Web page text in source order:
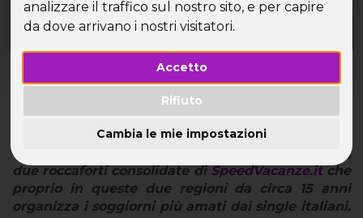
analizzare il traffico sul nostro sito, e per capire
da dove arrivano i nostri visitatori.
Accetto
Rifiuto
Cambia le mie impostazioni
Secondo quanto ha potuto rilevare
Vacanze, il primo e più affidabile tour operator
per vacanze di gruppo in Italia, i trend per
quest’estate vedono prime Puglia e Sardegna,
due roccaforti consolidate diSpeedVacanze.itche
proprio in queste due regioni da circa 15 anni
organizza i soggiorni più amati dai single italiani.